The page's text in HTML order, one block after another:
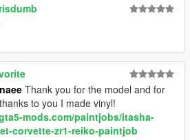
Thank you for the model and for
to you I made vinyl!
mods.com/paintjobs/itasha-
corvette-zr1-reiko-paintjob